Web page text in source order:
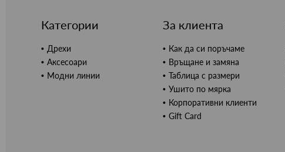
Категории
Дрехи
Аксесоари
Модни линии
За клиента
Как да си поръчаме
Връщане и замяна
Таблица с размери
Ушито по мярка
Корпоративни клиенти
Gift Card